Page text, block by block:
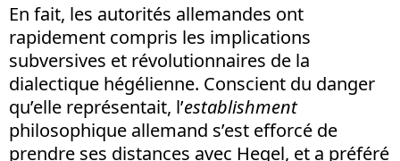
En fait, les autorités allemandes ont
rapidement compris les implications
subversives et révolutionnaires de la
dialectique hégélienne. Conscient du danger
qu’elle représentait, l’establishment
philosophique allemand s’est efforcé de
prendre ses distances avec Hegel, et a préféré